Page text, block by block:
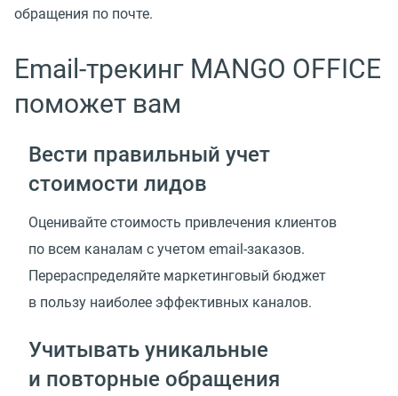
обращения по почте.
Email-трекинг MANGO OFFICE
поможет вам
Вести правильный учет
стоимости лидов
Оценивайте стоимость привлечения клиентов
по всем каналам с учетом email-заказов.
Перераспределяйте маркетинговый бюджет
в пользу наиболее эффективных каналов.
Учитывать уникальные
и повторные обращения